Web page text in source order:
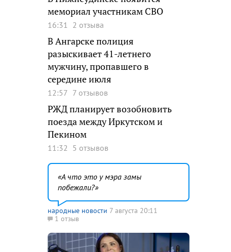
мемориал участникам СВО
16:31 2 отзыва
В Ангарске полиция
разыскивает 41-летнего
мужчину, пропавшего в
середине июля
12:57 7 отзывов
РЖД планирует возобновить
поезда между Иркутском и
Пекином
11:32 5 отзывов
А что это у мэра замы
побежали?
народные новости 7 августа 20:11
1 отзыв